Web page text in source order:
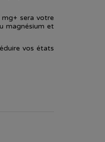
sera votre
magnésium et
vos états